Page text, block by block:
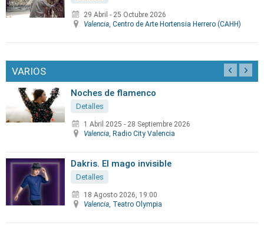
29 Abril - 25 Octubre 2026
Valencia, Centro de Arte Hortensia Herrero (CAHH)
VARIOS
Noches de flamenco
Detalles
1 Abril 2025 - 28 Septiembre 2026
Valencia, Radio City Valencia
Dakris. El mago invisible
Detalles
18 Agosto 2026, 19:00
Valencia, Teatro Olympia